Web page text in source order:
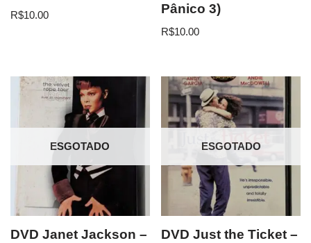
R$10.00
Pânico 3)
R$10.00
ESGOTADO
DVD Janet Jackson –
ESGOTADO
DVD Just the Ticket –